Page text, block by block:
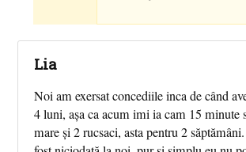
Lia
Noi am exersat concediile inca de când
4 luni, așa ca acum imi ia cam 15 minute
mare și 2 rucsaci, asta pentru 2